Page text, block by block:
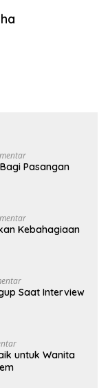
Pasangan
Kebahagiaan
Saat Interview
untuk Wanita